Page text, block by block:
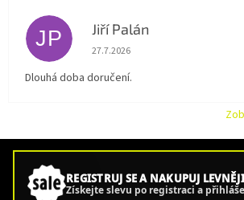
JP Jiří Palán
Hodnocení obchodu je 5 z 5
27.7.2026
Dlouhá doba doručení.
REGISTRUJ SE A NAKUPUJ LEVNĚJI
Získejte slevu po registraci a